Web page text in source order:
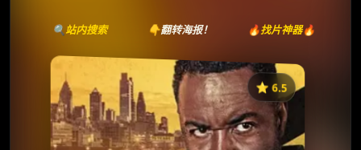
🔍站内搜索 👇翻转海报！ 🔥找片神器🔥
⭐️ 6.5
《Oscar Shaw》
⭐
收藏
⭐️ 评分：6.5 | 🎬 2026年